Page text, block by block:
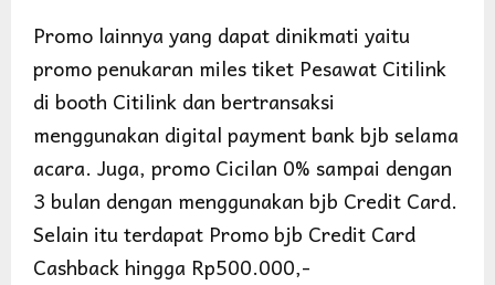
Promo lainnya yang dapat dinikmati yaitu
promo penukaran miles tiket Pesawat Citilink
di booth Citilink dan bertransaksi
menggunakan digital payment bank bjb selama
acara. Juga, promo Cicilan 0% sampai dengan
3 bulan dengan menggunakan bjb Credit Card.
Selain itu terdapat Promo bjb Credit Card
Cashback hingga Rp500.000,-